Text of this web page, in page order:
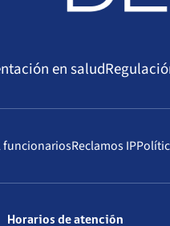
en salud
funcionariosReclamos IP
Horarios de atención